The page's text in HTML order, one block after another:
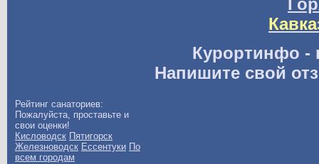
Курортинфо -
Напишите свой
Рейтинг санаториев:
Пожалуйста, проставьте и
свои оценки!
Кисловодск Пятигорск
Железноводск Ессентуки По
всем городам